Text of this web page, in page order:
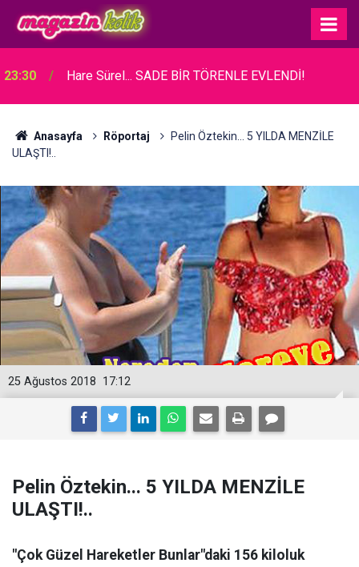
23:30 Hare Sürel... SADE BİR TÖRENLE EVLENDİ!
Anasayfa Röportaj
Pelin Öztekin... 5 YILDA MENZİLE
ULAŞTI!..
17:12
25 Ağustos 2018
Pelin Öztekin... 5 YILDA MENZİLE
ULAŞTI!..
"Çok Güzel Hareketler Bunlar"daki 156 kiloluk